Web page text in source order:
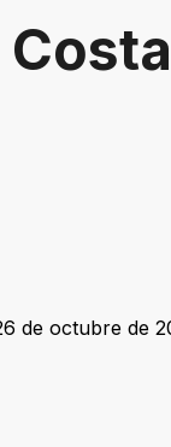
de octubre de